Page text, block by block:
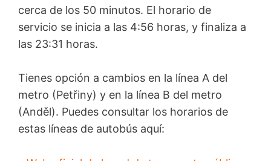
cerca de los 50 minutos. El horario de
servicio se inicia a las 4:56 horas, y finaliza a
las 23:31 horas.
Tienes opción a cambios en la línea A del
metro (Petřiny) y en la línea B del metro
(Anděl). Puedes consultar los horarios de
estas líneas de autobús aquí: